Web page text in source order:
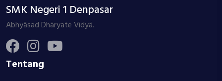
SMK Negeri 1 Denpasar
Abhyāsad Dhäryate Vidyä.
Tentang